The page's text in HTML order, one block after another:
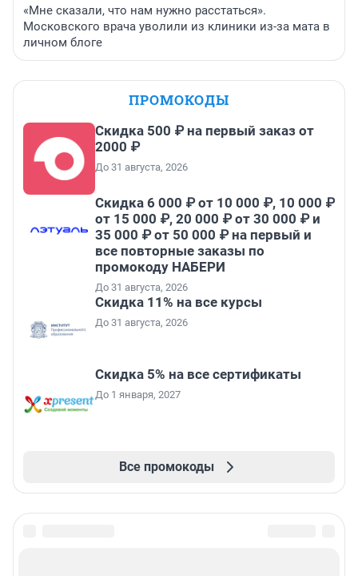
«Мне сказали, что нам нужно расстаться».
Московского врача уволили из клиники из-за мата в
личном блоге
ПРОМОКОДЫ
Скидка 500 ₽ на первый заказ от
2000 ₽
До 31 августа, 2026
Скидка 6 000 ₽ от 10 000 ₽, 10 000 ₽
от 15 000 ₽, 20 000 ₽ от 30 000 ₽ и
35 000 ₽ от 50 000 ₽ на первый и
все повторные заказы по
промокоду НАБЕРИ
До 31 августа, 2026
Скидка 11% на все курсы
До 31 августа, 2026
Скидка 5% на все сертификаты
До 1 января, 2027
Все промокоды